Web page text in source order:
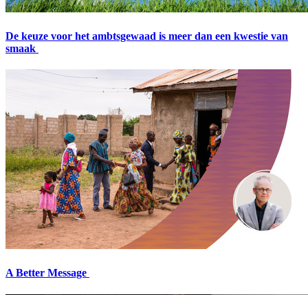
De keuze voor het ambtsgewaad is meer dan een kwestie van
smaak
A Better Message